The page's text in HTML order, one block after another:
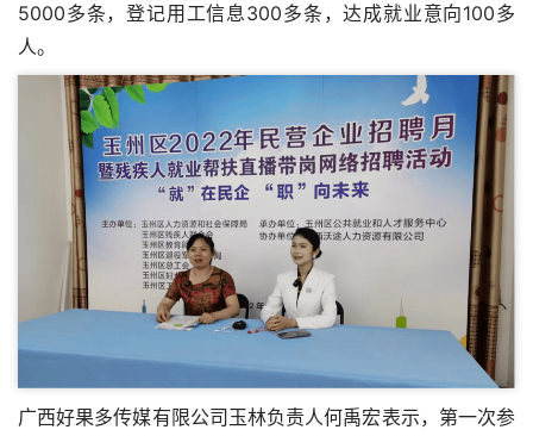
5000多条，登记用工信息300多条，达成就业意向100多
人。
广西好果多传媒有限公司玉林负责人何禹宏表示，第一次参